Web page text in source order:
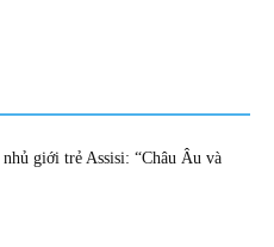
giới trẻ Assisi: “Châu Âu và